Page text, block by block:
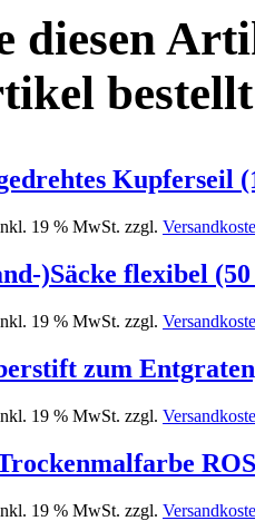
diesen
Kupferseil
19 % MwSt. zzgl.
)Säcke flexibel
19 % MwSt. zzgl.
zum
19 % MwSt. zzgl.
19 % MwSt. zzgl.